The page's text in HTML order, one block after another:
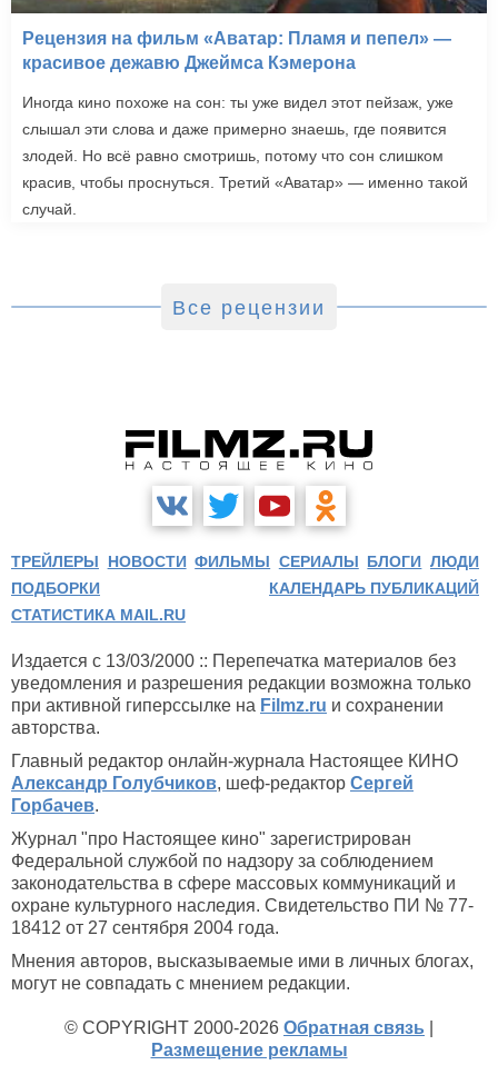
Рецензия на фильм «Аватар: Пламя и пепел» —
красивое дежавю Джеймса Кэмерона
Иногда кино похоже на сон: ты уже видел этот пейзаж, уже
слышал эти слова и даже примерно знаешь, где появится
злодей. Но всё равно смотришь, потому что сон слишком
красив, чтобы проснуться. Третий «Аватар» — именно такой
случай.
Все рецензии
ТРЕЙЛЕРЫ НОВОСТИ ФИЛЬМЫ СЕРИАЛЫ БЛОГИ ЛЮДИ
ПОДБОРКИ
КАЛЕНДАРЬ ПУБЛИКАЦИЙ
СТАТИСТИКА MAIL.RU
Издается с 13/03/2000 :: Перепечатка материалов без
уведомления и разрешения редакции возможна только
при активной гиперссылке на Filmz.ru и сохранении
авторства.
Главный редактор онлайн-журнала Настоящее КИНО
Александр Голубчиков, шеф-редактор Сергей
Горбачев.
Журнал "про Настоящее кино" зарегистрирован
Федеральной службой по надзору за соблюдением
законодательства в сфере массовых коммуникаций и
охране культурного наследия. Свидетельство ПИ № 77-
18412 от 27 сентября 2004 года.
Мнения авторов, высказываемые ими в личных блогах,
могут не совпадать с мнением редакции.
© COPYRIGHT 2000-2026 Обратная связь
Размещение рекламы